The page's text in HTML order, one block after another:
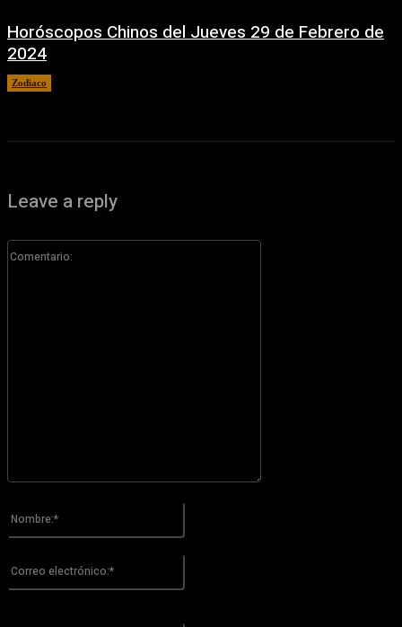
Horóscopos Chinos del Jueves 29 de Febrero de
2024
Zodiaco
Leave a reply
Comentario:
Nombre:*
Correo